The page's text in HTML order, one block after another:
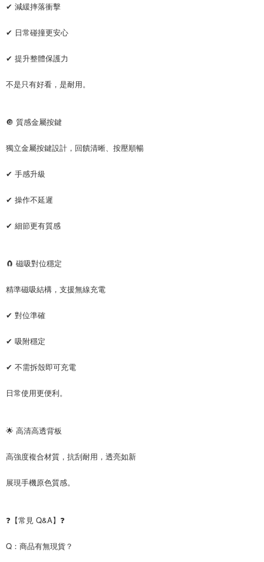
✔ 減緩摔落衝擊
✔ 日常碰撞更安心
✔ 提升整體保護力
不是只有好看，是耐用。
🔘 質感金屬按鍵
獨立金屬按鍵設計，回饋清晰、按壓順暢
✔ 手感升級
✔ 操作不延遲
✔ 細節更有質感
🧲 磁吸對位穩定
精準磁吸結構，支援無線充電
✔ 對位準確
✔ 吸附穩定
✔ 不需拆殼即可充電
日常使用更便利。
🌟 高清高透背板
高強度複合材質，抗刮耐用，透亮如新
展現手機原色質感。
❓【常見 Q&A】❓
Q：商品有無現貨？